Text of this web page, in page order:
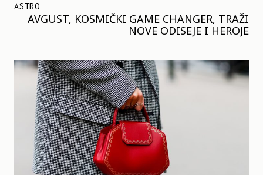
ASTRO
AVGUST, KOSMIČKI GAME CHANGER, TRAŽI
NOVE ODISEJE I HEROJE